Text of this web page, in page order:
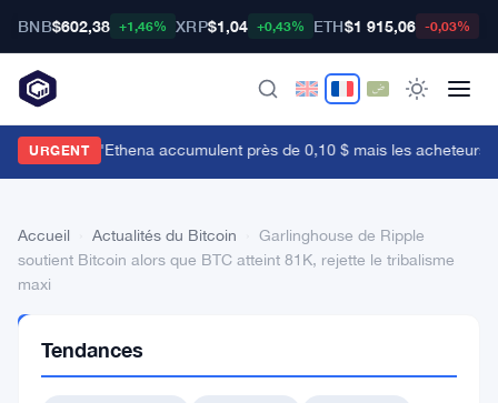
BNB$602,38 +1,46% XRP$1,04 +0,43% ETH$1 915,06 -0,03%
URGENT
baleines d'Ethena accumulent près de 0,10 $ mais les acheteurs
Accueil Actualités du Bitcoin
Garlinghouse de Ripple
soutient Bitcoin alors que BTC atteint 81K, rejette le tribalisme
maxi
DU BITCOIN
Tendances